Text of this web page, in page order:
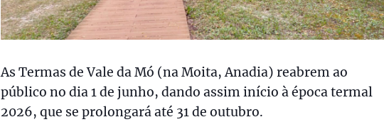
As Termas de Vale da Mó (na Moita, Anadia) reabrem ao
público no dia 1 de junho, dando assim início à época termal
2026, que se prolongará até 31 de outubro.